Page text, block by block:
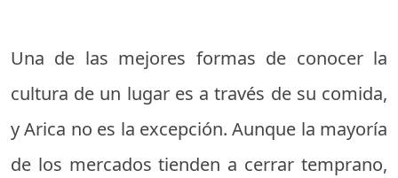
Una de las mejores formas de conocer la
cultura de un lugar es a través de su comida,
y Arica no es la excepción. Aunque la mayoría
de los mercados tienden a cerrar temprano,